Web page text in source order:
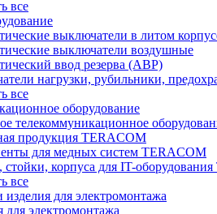
все
выключатели в литом
выключатели воздушные
ввод резерва (АВР)
нагрузки, рубильники,
все
оборудование
телекоммуникационное
продукция TERACOM
для медных систем TERACOM
корпуса для IT-
все
для электромонтажа
для электромонтажа